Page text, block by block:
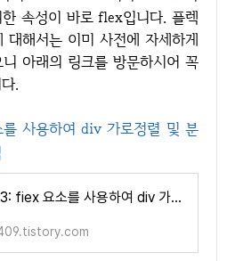
속성이 바로 flex입니다. 플렉
대해서는 이미 사전에 자세하게
아래의 링크를 방문하시어 꼭
.
사용하여 div 가로정렬 및 분
CSS3: fiex 요소를 사용하여 div 가로정렬 및 분배하는 레이아웃 방법